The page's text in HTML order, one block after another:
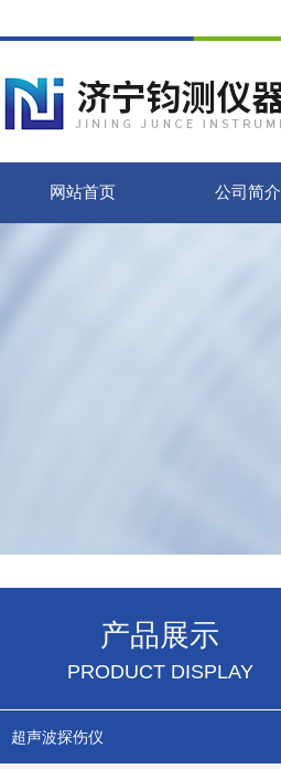
网站首页 公司简介
产品展示
PRODUCT DISPLAY
超声波探伤仪